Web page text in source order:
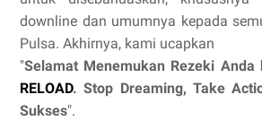
downline dan umumnya kepada
Pulsa. Akhirnya, kami ucapkan
"Selamat Menemukan Rezeki Anda
RELOAD. Stop Dreaming, Take
Sukses".